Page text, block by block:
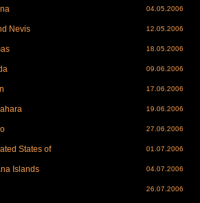
04.05.2006
Nevis 12.05.2006
18.05.2006
09.06.2006
17.06.2006
19.06.2006
27.06.2006
States of 01.07.2006
Islands 04.07.2006
26.07.2006